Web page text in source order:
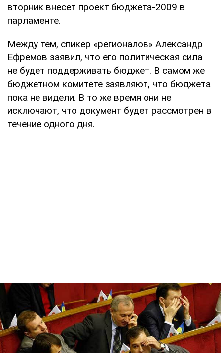
вторник внесет проект бюджета-2009 в
парламенте.
Между тем, спикер «регионалов» Александр
Ефремов заявил, что его политическая сила
не будет поддерживать бюджет. В самом же
бюджетном комитете заявляют, что бюджета
пока не видели. В то же время они не
исключают, что документ будет рассмотрен в
течение одного дня.